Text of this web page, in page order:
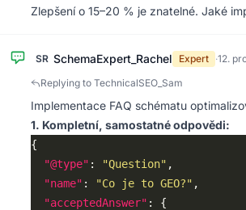
Zlepšení o 15–20 % je znatelné. Jaké
SR SchemaExpert_Rachel Expert ·12.
Replying to TechnicalSEO_Sam
Implementace FAQ schématu
1. Kompletní, samostatné odpovědi:
"@type" : "Question"
"name" : "Co je to GEO?"
"acceptedAnswer"